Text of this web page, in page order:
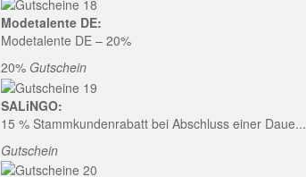
Modetalente DE:
Modetalente DE – 20%
20% Gutschein
SALiNGO:
15 % Stammkundenrabatt bei Abschluss einer Daue...
Gutschein